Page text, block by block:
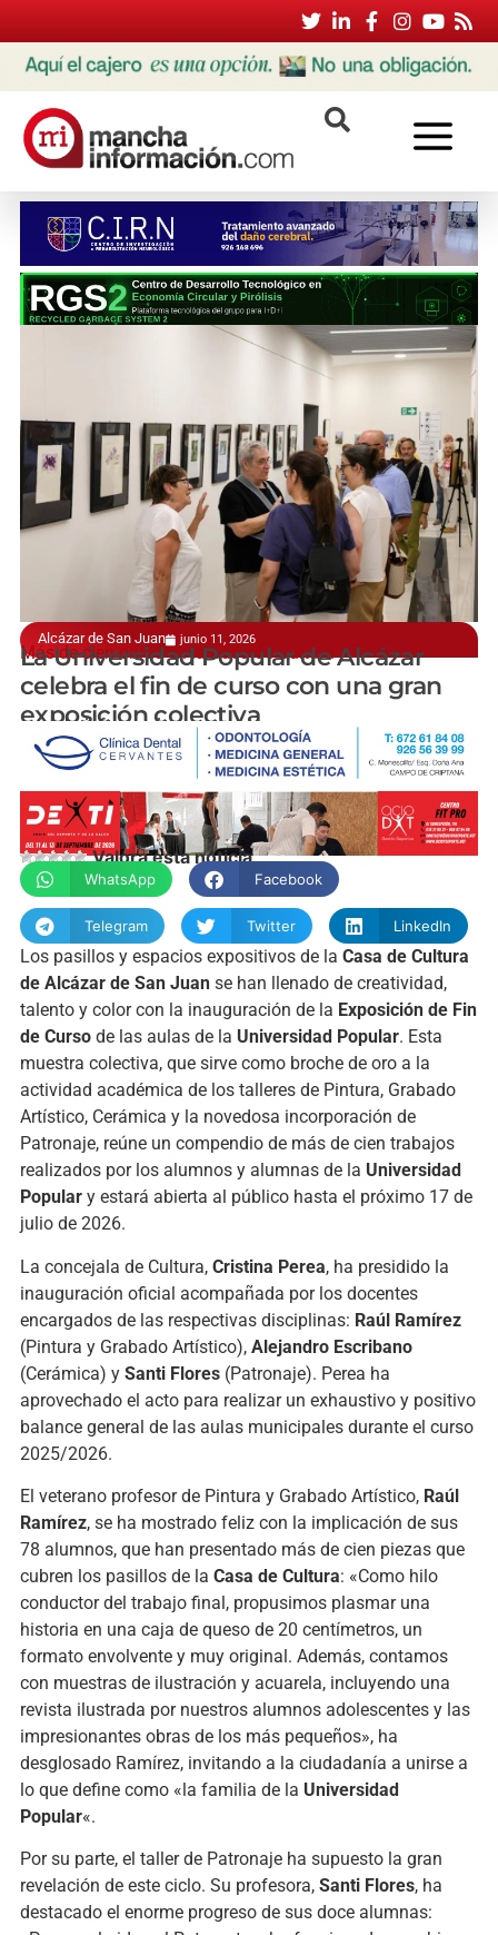
Alcázar de San Juan junio 11, 2026
Más de cien obras en la Casa de Cultura
La Universidad Popular de Alcázar
celebra el fin de curso con una gran
exposición colectiva
manchainformacion.com
Valora esta noticia
WhatsApp Facebook
Telegram Twitter LinkedIn
Los pasillos y espacios expositivos de la Casa de Cultura
de Alcázar de San Juanse han llenado de creatividad,
talento y color con la inauguración de la Exposición de Fin
de Cursode las aulas de la Universidad Popular. Esta
muestra colectiva, que sirve como broche de oro a la
actividad académica de los talleres de Pintura, Grabado
Artístico, Cerámica y la novedosa incorporación de
Patronaje, reúne un compendio de más de cien trabajos
realizados por los alumnos y alumnas de la Universidad
Populary estará abierta al público hasta el próximo 17 de
julio de 2026.
La concejala de Cultura, Cristina Perea, ha presidido la
inauguración oficial acompañada por los docentes
encargados de las respectivas disciplinas: Raúl Ramírez
(Pintura y Grabado Artístico), Alejandro Escribano
(Cerámica) y Santi Flores(Patronaje). Perea ha
aprovechado el acto para realizar un exhaustivo y positivo
balance general de las aulas municipales durante el curso
2025/2026.
El veterano profesor de Pintura y Grabado Artístico, Raúl
Ramírez, se ha mostrado feliz con la implicación de sus
78 alumnos, que han presentado más de cien piezas que
cubren los pasillos de la Casa de Cultura: «Como hilo
conductor del trabajo final, propusimos plasmar una
historia en una caja de queso de 20 centímetros, un
formato envolvente y muy original. Además, contamos
con muestras de ilustración y acuarela, incluyendo una
revista ilustrada por nuestros alumnos adolescentes y las
impresionantes obras de los más pequeños», ha
desglosado Ramírez, invitando a la ciudadanía a unirse a
lo que define como «la familia de la Universidad
Popular«.
Por su parte, el taller de Patronaje ha supuesto la gran
revelación de este ciclo. Su profesora, Santi Flores, ha
destacado el enorme progreso de sus doce alumnas: